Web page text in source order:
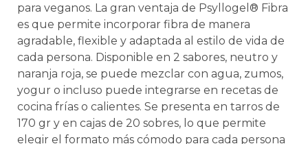
para veganos. La gran ventaja de Psyllogel® Fibra
es que permite incorporar fibra de manera
agradable, flexible y adaptada al estilo de vida de
cada persona. Disponible en 2 sabores, neutro y
naranja roja, se puede mezclar con agua, zumos,
yogur o incluso puede integrarse en recetas de
cocina frías o calientes. Se presenta en tarros de
170 gr y en cajas de 20 sobres, lo que permite
elegir el formato más cómodo para cada persona